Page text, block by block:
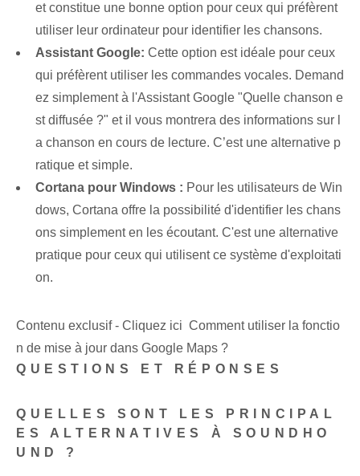
et constitue une bonne option pour ceux qui préfèrent
utiliser leur ordinateur pour identifier les chansons.
Assistant Google: Cette option‌ est idéale pour ceux
qui préfèrent utiliser les commandes vocales. Demand
ez simplement à l'Assistant Google "Quelle chanson e
st diffusée ?" et il vous montrera des informations sur l
a chanson en cours de lecture. C’est une alternative p
ratique et simple.
Cortana pour Windows : Pour les utilisateurs de Win
dows, Cortana‌ offre la possibilité d'identifier les chans
ons simplement en les écoutant. C'est une alternative
pratique pour ceux qui utilisent ce système d'exploitati
on.
Contenu exclusif - Cliquez ici Comment utiliser la fonctio
n de mise à jour dans Google Maps ?
QUESTIONS ET RÉPONSES
QUELLES SONT LES PRINCIPAL
ES ALTERNATIVES À SOUNDHO
UND ?